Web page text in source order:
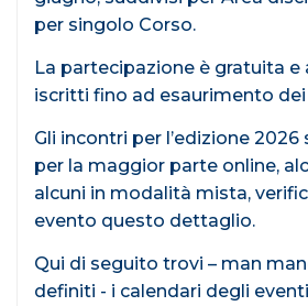
per singolo Corso.
La partecipazione è gratuita e
iscritti fino ad esaurimento
Gli incontri per l’edizione 2026
per la maggior parte online,
alcuni in modalità mista,
evento questo dettaglio.
Qui di seguito trovi – man
definiti - i calendari degli